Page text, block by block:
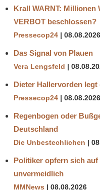
Krall WARNT: Millionen
VERBOT beschlossen?
Pressecop24 08.08.2026
Das Signal von Plauen
Vera Lengsfeld
Dieter Hallervorden
Pressecop24 08.08.2026
Regenbogen oder
Deutschland
Die Unbestechlichen
Politiker opfern sich
unvermeidlich
MMNews 08.08.2026